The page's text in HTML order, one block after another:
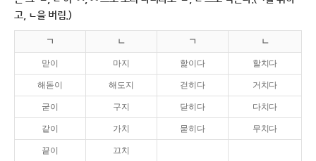
고, ㄴ을 버림.)
ㄱ ㄴ ㄱ ㄴ
맏이 마지 핥이다 할치다
해돋이 해도지 걷히다 거치다
굳이 구지 닫히다 다치다
같이 가치 묻히다 무치다
끝이 끄치